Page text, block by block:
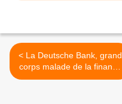
< La Deutsche Bank, grand
corps malade de la finance
mondiale (Martine Orange)